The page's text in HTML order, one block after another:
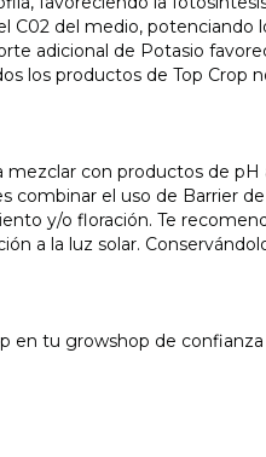
C02 del medio,
adicional de Potasio
los productos de Top Crop
mezclar con productos de
combinar el uso de Barrier
y/o floración. Te
a la luz solar.
en tu growshop de